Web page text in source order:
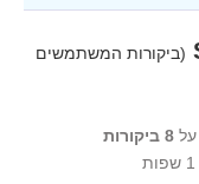
(ביקורות המשתמשים
על8 ביקורות